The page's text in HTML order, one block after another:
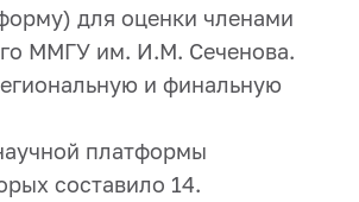
для оценки членами
ММГУ им. И.М. Сеченова.
и финальную
платформы
составило 14.